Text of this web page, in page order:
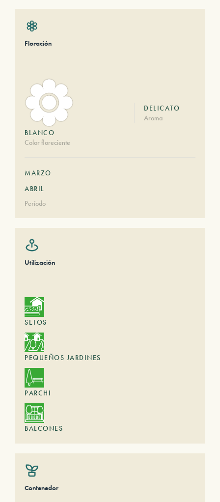
Floración
BLANCO
Color floreciente
DELICATO
Aroma
MARZO
ABRIL
Período
Utilización
SETOS
PEQUEÑOS JARDINES
PARCHI
BALCONES
Contenedor